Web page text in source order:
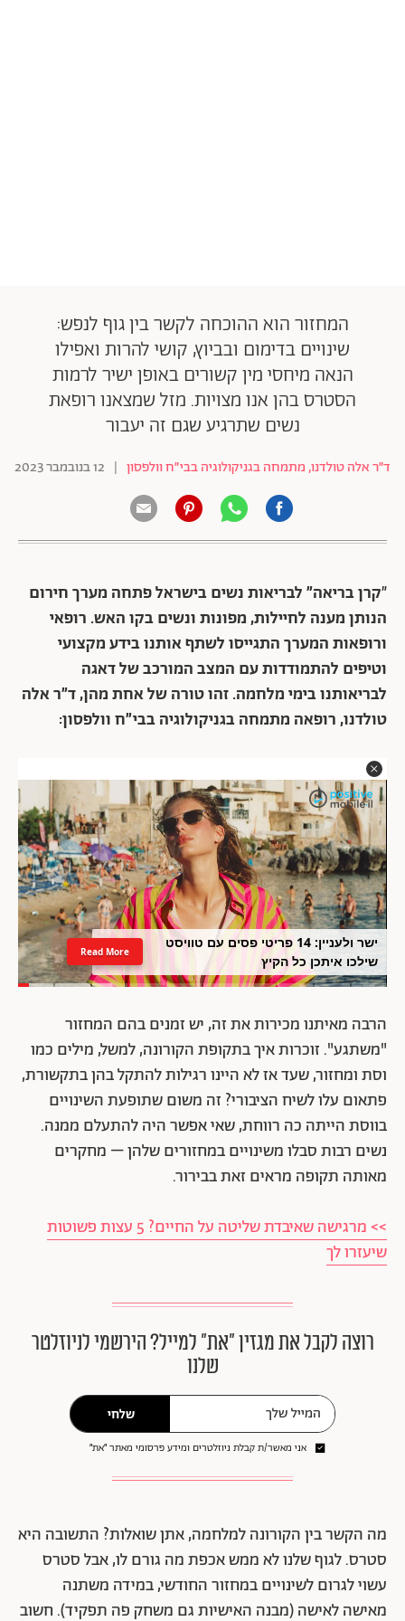
המחזור הוא ההוכחה לקשר בין גוף לנפש:
שינויים בדימום ובביוץ, קושי להרות ואפילו
הנאה מיחסי מין קשורים באופן ישיר לרמות
הסטרס בהן אנו מצויות. מזל שמצאנו רופאת
נשים שתרגיע שגם זה יעבור
ד״ר אלה טולדנו, מתמחה בגניקולוגיה בבי״ח וולפסון | 12 בנובמבר 2023
״קרן בריאה״ לבריאות נשים בישראל פתחה מערך חירום
הנותן מענה לחיילות, מפונות ונשים בקו האש. רופאי
ורופאות המערך התגייסו לשתף אותנו בידע מקצועי
וטיפים להתמודדות עם המצב המורכב של דאגה
לבריאותנו בימי מלחמה. זהו טורה של אחת מהן, ד״ר אלה
טולדנו, רופאה מתמחה בגניקולוגיה בבי״ח וולפסון:
ישר ולעניין: 14 פריטי פסים עם טוויסט
שילכו איתכן כל הקיץ
Read More
הרבה מאיתנו מכירות את זה, יש זמנים בהם המחזור
"משתגע". זוכרות איך בתקופת הקורונה, למשל, מילים כמו
וסת ומחזור, שעד אז לא היינו רגילות להתקל בהן בתקשורת,
פתאום עלו לשיח הציבורי? זה משום שתופעת השינויים
בווסת הייתה כה רווחת, שאי אפשר היה להתעלם ממנה.
נשים רבות סבלו משינויים במחזורים שלהן – מחקרים
מאותה תקופה מראים זאת בבירור.
>> מרגישה שאיבדת שליטה על החיים? 5 עצות פשוטות
שיעזרו לך
רוצה לקבל את מגזין ״את״ למייל? הירשמי לניוזלטר
שלנו
שלחי
אני מאשר/ת קבלת ניוזלטרים ומידע פרסומי מאתר ״את״
מה הקשר בין הקורונה למלחמה, אתן שואלות? התשובה היא
סטרס. לגוף שלנו לא ממש אכפת מה גורם לו, אבל סטרס
עשוי לגרום לשינויים במחזור החודשי, במידה משתנה
מאישה לאישה (מבנה האישיות גם משחק פה תפקיד). חשוב